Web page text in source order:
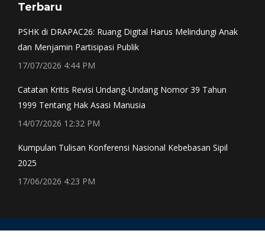
opens
window
opens
window
opens
window
Terbaru
PSHK di DRAPAC26: Ruang Digital Harus Melindungi Anak
dan Menjamin Partisipasi Publik
17/07/2026 4:44 PM
Catatan Kritis Revisi Undang-Undang Nomor 39 Tahun
1999 Tentang Hak Asasi Manusia
14/07/2026 12:32 PM
Kumpulan Tulisan Konferensi Nasional Kebebasan Sipil
2025
17/06/2026 4:23 PM